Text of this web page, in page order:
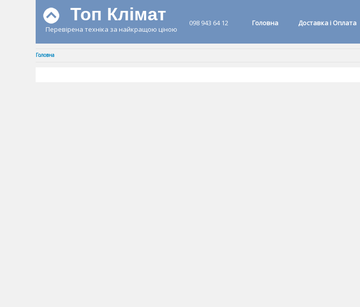
Топ Клімат
Перевірена техніка за найкращою ціною
098 943 64 12 Головна Доставка і Оплата
Головна